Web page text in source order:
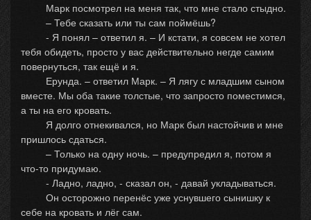
Марк посмотрел на меня так, что мне стало стыдно.
– Тебе сказать или ты сам поймёшь?
- Я понял – ответил я. – И кстати, я совсем не хотел
тебя обидеть, просто у вас действительно негде самим
повернуться, так ещё и я.
Ерунда. – ответил Марк. – Я лягу с младшим сыном
вместе. Мы оба такие толстые, что запросто поместимся,
а ты на его кровать.
Я долго отнекивался, но Марк был настойчив и мне
пришлось сдаться.
– Только на одну ночь. – предупредил я, потом я
что-то придумаю.
- Ладно, ладно, - сказал он, - давай укладываться.
Он осторожно перенёс уже уснувшего сынишку к
себе на кровать и лёг сам.